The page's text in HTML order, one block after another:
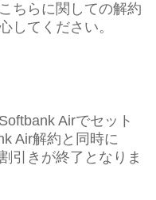
ちらに関しての解約
してください。
Airでセット
Air解約と同時に
引きが終了となりま